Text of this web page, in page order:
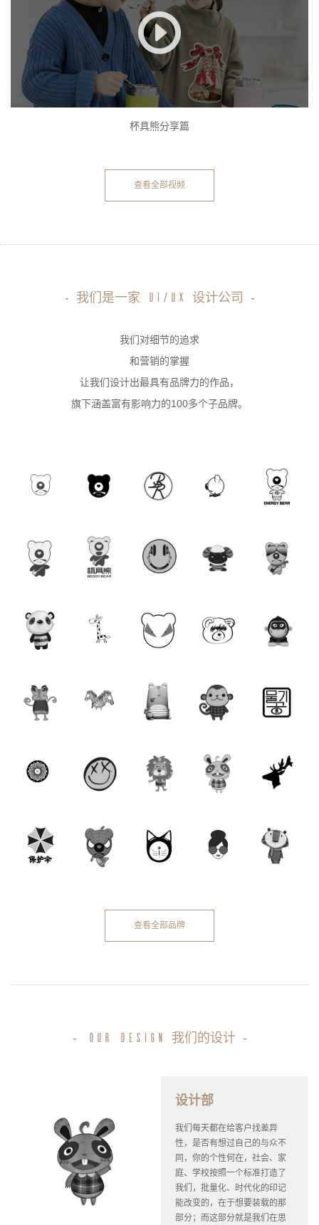
杯具熊分享篇
查看全部视频
- 我们是一家 UI/UX 设计公司 -
我们对细节的追求
和营销的掌握
让我们设计出最具有品牌力的作品，
旗下涵盖富有影响力的100多个子品牌。
查看全部品牌
- our design 我们的设计 -
设计部
我们每天都在给客户找差异
性，是否有想过自己的与众不
同，你的个性何在，社会、家
庭、学校按照一个标准打造了
我们，批量化、时代化的印记
能改变的，在于想要装载的那
部分；而这部分就是我们在思